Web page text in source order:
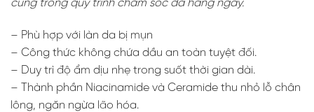
cùng trong quy trình chăm sóc da hàng ngày.
– Phù hợp với làn da bị mụn
– Công thức không chứa dầu an toàn tuyệt đối.
– Duy trì độ ẩm dịu nhẹ trong suốt thời gian dài.
– Thành phần Niacinamide và Ceramide thu nhỏ lỗ chân
lông, ngăn ngừa lão hóa.